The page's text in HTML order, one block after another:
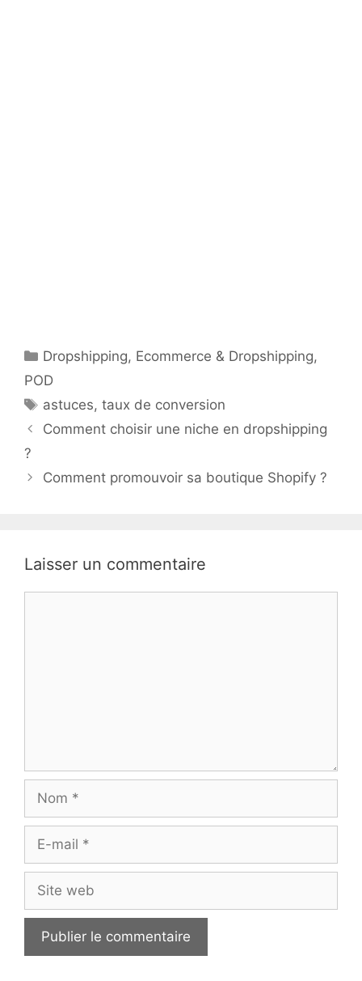
Catégories
Dropshipping, Ecommerce & Dropshipping,
POD
Étiquettes
astuces,taux de conversion
Comment choisir une niche en dropshipping
?
Comment promouvoir sa boutique Shopify ?
Laisser un commentaire
mail
web